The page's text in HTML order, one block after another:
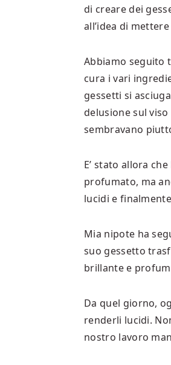
di creare dei
all’idea di
Abbiamo seguito
cura i vari
gessetti si
delusione sul
sembravano
E’ stato allora
profumato, ma
lucidi e
Mia nipote ha
suo gessetto
brillante e
Da quel giorno,
renderli lucidi.
nostro lavoro